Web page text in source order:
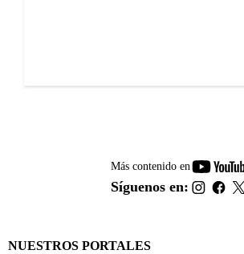
Más contenido en
Síguenos en:
NUESTROS PORTALES